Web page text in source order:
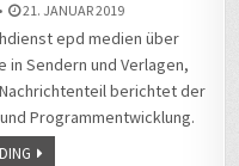
21. JANUAR 2019
epd medien über
in Sendern und Verlagen,
berichtet der
Programmentwicklung.